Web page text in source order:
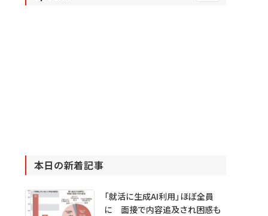
本日の新着記事
「就活に生成AI利用」ほぼ全員
に 面接で内容追及され困惑も